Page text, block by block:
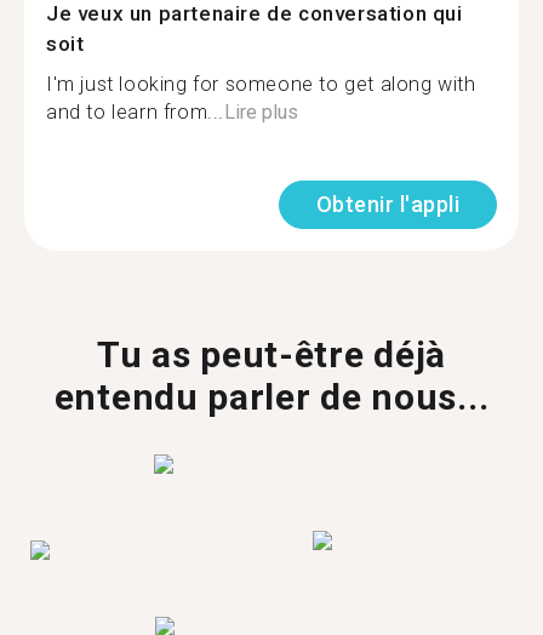
Je veux un partenaire de conversation qui
soit
I'm just looking for someone to get along with
and to learn from...Lire plus
Obtenir l'appli
Tu as peut-être déjà
entendu parler de nous...